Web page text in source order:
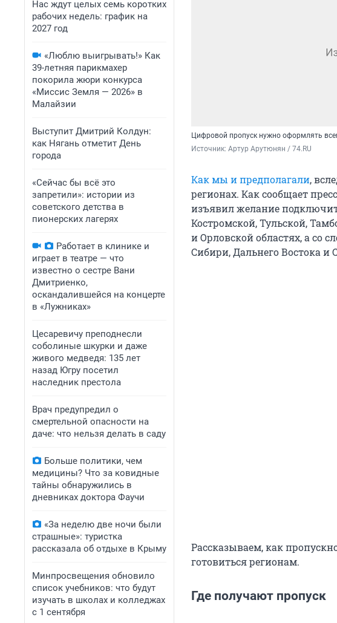
Нас ждут целых семь коротких
рабочих недель: график на
2027 год
«Люблю выигрывать!» Как
39-летняя парикмахер
покорила жюри конкурса
«Миссис Земля — 2026» в
Малайзии
Выступит Дмитрий Колдун:
как Нягань отметит День
города
«Сейчас бы всё это
запретили»: истории из
советского детства в
пионерских лагерях
Работает в клинике и
играет в театре — что
известно о сестре Вани
Дмитриенко,
оскандалившейся на концерте
в «Лужниках»
Цесаревичу преподнесли
соболиные шкурки и даже
живого медведя: 135 лет
назад Югру посетил
наследник престола
Врач предупредил о
смертельной опасности на
даче: что нельзя делать в саду
Больше политики, чем
медицины? Что за ковидные
тайны обнаружились в
дневниках доктора Фаучи
«За неделю две ночи были
страшные»: туристка
рассказала об отдыхе в Крыму
Минпросвещения обновило
список учебников: что будут
изучать в школах и колледжах
с 1 сентября
Цифровой пропуск нужно оформлять
Источник: Артур Арутюнян / 74.RU
Как мы и предполагали,
регионах. Как сообщает
изъявил желание
Костромской, Тульской,
и Орловской областях, а со
Сибири, Дальнего Востока и
Рассказываем, как
готовиться регионам.
Где получают пропуск